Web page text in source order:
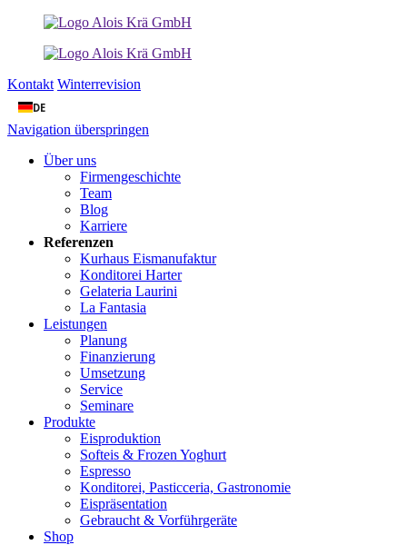
Kontakt Winterrevision
DE
Navigation überspringen
Über uns
Firmengeschichte
Team
Blog
Karriere
Referenzen
Kurhaus Eismanufaktur
Konditorei Harter
Gelateria Laurini
La Fantasia
Leistungen
Planung
Finanzierung
Umsetzung
Service
Seminare
Produkte
Eisproduktion
Softeis & Frozen Yoghurt
Espresso
Konditorei, Pasticceria, Gastronomie
Eispräsentation
Gebraucht & Vorführgeräte
Shop